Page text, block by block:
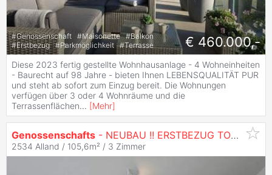
#Genossenschaft #Maisonette #Balkon
#Erstbezug #Parkmöglichkeit #Terrasse € 460.000,-
Diese 2023 fertig gestellte Wohnhausanlage - 4 Wohneinheiten
- Baurecht auf 98 Jahre - bieten Ihnen LEBENSQUALITÄT PUR
und steht ab sofort zum Einzug bereit. Die Wohnungen
verfügen über 3 oder 4 Wohnräume und die
Terrassenflächen... [Mehr]
Genossenschafts - NEUBAU !! ERSTBEZUG TOP 1!! im Erholungsgebiet ALLAND!!
2534 Alland / 105,6m² / 3 Zimmer